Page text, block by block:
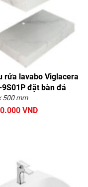
rửa lavabo Viglacera
9S01P đặt bàn đá
500 mm
VND